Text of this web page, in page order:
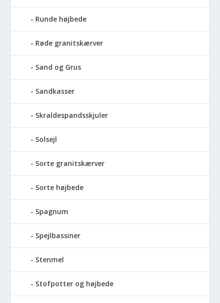
Runde højbede
Røde granitskærver
Sand og Grus
Sandkasser
Skraldespandsskjuler
Solsejl
Sorte granitskærver
Sorte højbede
Spagnum
Spejlbassiner
Stenmel
Stofpotter og højbede